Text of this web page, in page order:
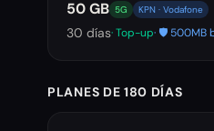
50 GB 5G KPN · Vodafone
30 días· Top-up· 🛡️ 500MB
PLANES DE 180 DÍAS